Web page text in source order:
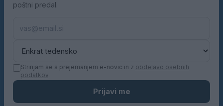
Kontakt
KN MEDIA d.o.o.
poštni predal.
Strinjam se s prejemanjem e-novic in z obdelavo osebnih
podatkov.
Prijavi me